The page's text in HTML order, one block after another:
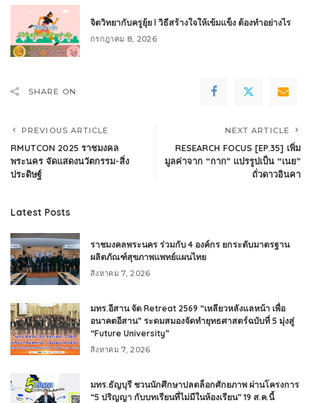
จิตวิทยากับครูยุ้ย l วิธีสร้างใจให้เข้มแข็ง ต้องทำอย่างไร
กรกฎาคม 8, 2026
SHARE ON
PREVIOUS ARTICLE
RMUTCON 2025 ราชมงคล
พระนคร จัดแสดงนวัตกรรม-สิ่ง
ประดิษฐ์
NEXT ARTICLE
RESEARCH FOCUS [EP.35] เพิ่ม
มูลค่าจาก “กาก” แปรรูปเป็น “เนย”
ถั่วดาวอินคา
Latest Posts
ราชมงคลพระนคร ร่วมกับ 4 องค์กร ยกระดับมาตรฐาน
ผลิตภัณฑ์สุขภาพแพทย์แผนไทย
สิงหาคม 7, 2026
มทร.อีสาน จัด Retreat 2569 “เหลียวหลังแลหน้า เพื่อ
อนาคตอีสาน” ระดมสมองจัดทำยุทธศาสตร์ฉบับที่ 5 มุ่งสู่
“Future University”
สิงหาคม 7, 2026
มทร.ธัญบุรี ชวนนักศึกษาปลดล็อกศักยภาพ ผ่านโครงการ
“5 ปริญญา กับบทเรียนที่ไม่มีในห้องเรียน” 19 ส.ค.นี้